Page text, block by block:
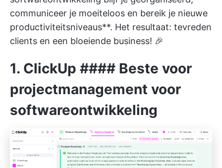
communiceer je moeiteloos en bereik je nieuwe
productiviteitsniveaus**. Het resultaat: tevreden
clients en een bloeiende business! 🎉
1. ClickUp #### Beste voor
projectmanagement voor
softwareontwikkeling